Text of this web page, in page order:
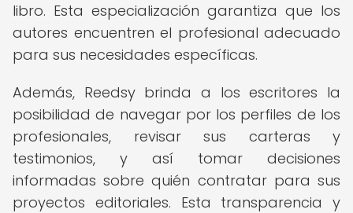
libro. Esta especialización garantiza que los
autores encuentren el profesional adecuado
para sus necesidades específicas.
Además, Reedsy brinda a los escritores la
posibilidad de navegar por los perfiles de los
profesionales, revisar sus carteras y
testimonios, y así tomar decisiones
informadas sobre quién contratar para sus
proyectos editoriales. Esta transparencia y